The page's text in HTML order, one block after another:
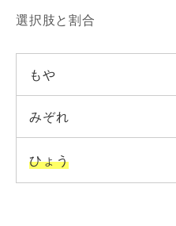
選択肢と割合
もや
みぞれ
ひょう